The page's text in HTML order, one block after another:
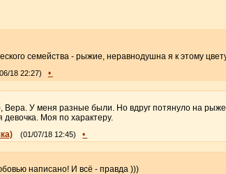
семейства - рыжие, неравнодушна я к этому
18 22:27) •
Вера. У меня разные были. Но вдруг потянуло на
Моя по характеру.
(01/07/18 12:45) •
написано! И всё - правда )))